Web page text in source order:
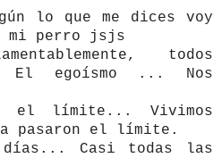
lo que me dices voy
mi perro jsjs
todos
El egoísmo ... Nos
el límite... Vivimos
pasaron el límite.
días... Casi todas las